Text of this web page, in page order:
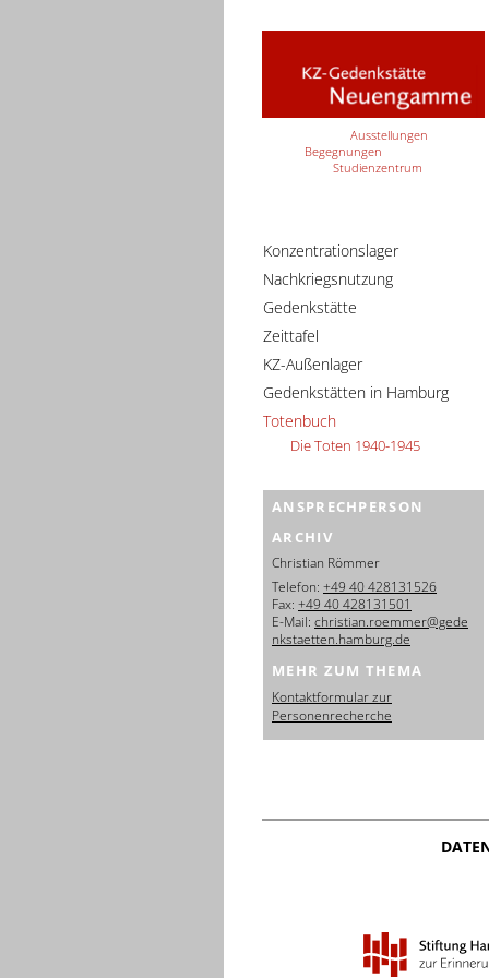
Ausstellungen
Begegnungen
Studienzentrum
Konzentrationslager
Nachkriegsnutzung
Gedenkstätte
Zeittafel
KZ-Außenlager
Gedenkstätten in Hamburg
Totenbuch
Die Toten 1940-1945
ANSPRECHPERSON
ARCHIV
Christian Römmer
Telefon: +49 40 428131526
Fax: +49 40 428131501
E-Mail: christian.roemmer@gede
nkstaetten.hamburg.de
MEHR ZUM THEMA
Kontaktformular zur
Personenrecherche